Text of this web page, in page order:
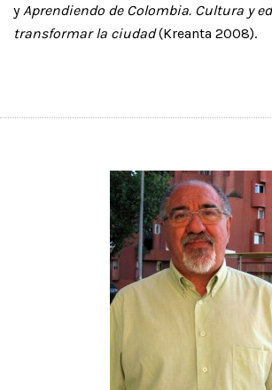
yAprendiendo de Colombia. Cultura y
transformar la ciudad(Kreanta 2008).